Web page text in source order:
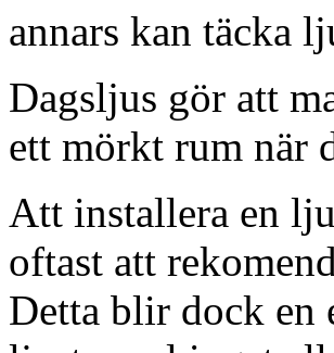
annars kan täcka
Dagsljus gör att
ett mörkt rum när
Att installera en
oftast att
Detta blir dock en